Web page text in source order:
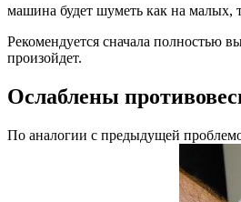
машина будет шуметь как на малых,
Рекомендуется сначала полностью
произойдет.
Ослаблены
По аналогии с предыдущей